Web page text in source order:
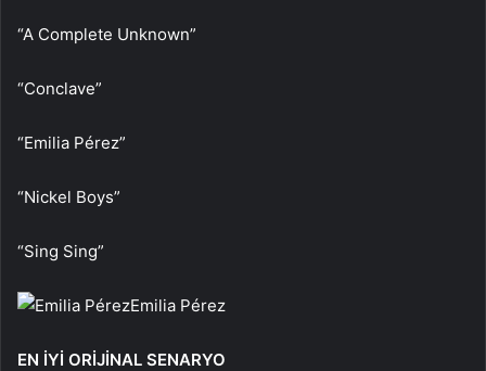
“A Complete Unknown”
“Conclave”
“Emilia Pérez”
“Nickel Boys”
“Sing Sing”
Emilia Pérez
EN İYİ ORİJİNAL SENARYO